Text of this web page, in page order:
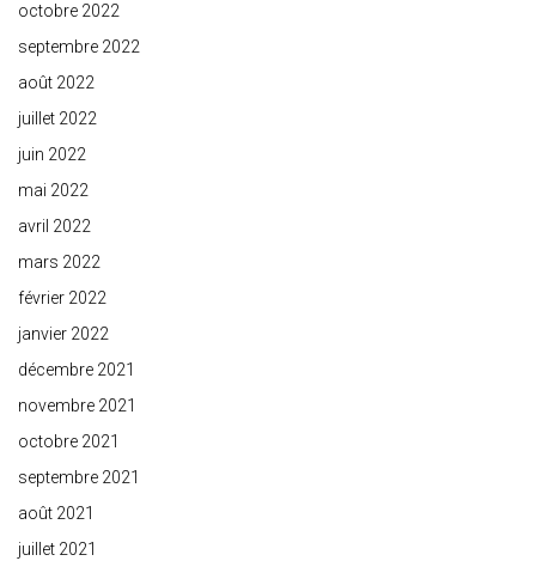
octobre 2022
septembre 2022
août 2022
juillet 2022
juin 2022
mai 2022
avril 2022
mars 2022
février 2022
janvier 2022
décembre 2021
novembre 2021
octobre 2021
septembre 2021
août 2021
juillet 2021